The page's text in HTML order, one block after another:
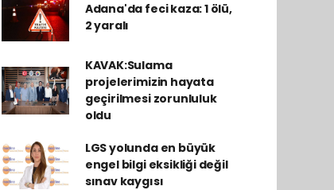
Adana'da feci kaza: 1 ölü,
2 yaralı
KAVAK:Sulama
projelerimizin hayata
geçirilmesi zorunluluk
oldu
LGS yolunda en büyük
engel bilgi eksikliği değil
sınav kaygısı